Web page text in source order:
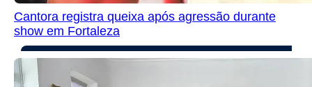
Cantora registra queixa após agressão durante
show em Fortaleza